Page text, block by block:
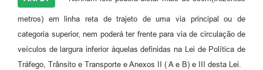
metros) em linha reta de trajeto de uma via principal ou de
categoria superior, nem poderá ter frente para via de circulação de
veículos de largura inferior àquelas definidas na Lei de Política de
Tráfego, Trânsito e Transporte e Anexos II ( A e B) e III desta Lei.